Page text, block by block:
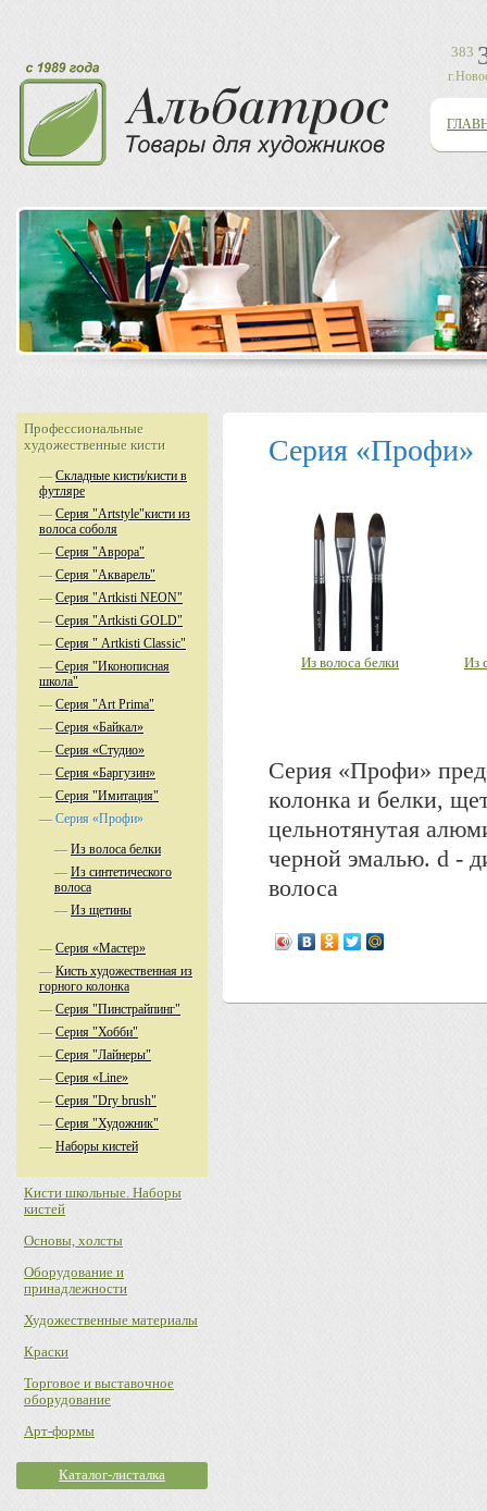
383
Серия «Профи»
Из волоса белки Из
Серия «Профи»
колонка и белки,
цельнотянутая
черной эмалью. d -
волоса
Профессиональные
художественные кисти
—Складные кисти/кисти в
футляре
—Серия "Artstyle"кисти из
волоса соболя
—Серия "Аврора"
—Серия "Акварель"
—Серия "Аrtkisti NEON"
—Серия "Аrtkisti GOLD"
—Серия " Artkisti Classic"
—Серия "Иконописная
школа"
—Серия "Аrt Prima"
—Серия «Байкал»
—Серия «Студио»
—Серия «Баргузин»
—Серия "Имитация"
—Серия «Профи»
—Из волоса белки
—Из синтетического
волоса
—Из щетины
—Серия «Мастер»
—Кисть художественная из
горного колонка
—Серия "Пинстрайпинг"
—Серия "Хобби"
—Серия "Лайнеры"
—Серия «Line»
—Серия "Dry brush"
—Серия "Художник"
—Наборы кистей
Кисти школьные. Наборы
кистей
Основы, холсты
Оборудование и
принадлежности
Художественные материалы
Краски
Торговое и выставочное
оборудование
Арт-формы
Каталог-листалка